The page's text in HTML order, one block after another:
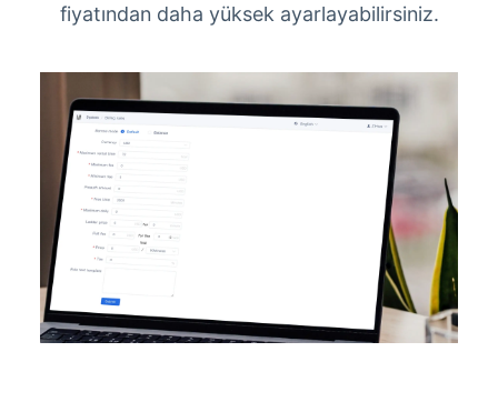
fiyatından daha yüksek ayarlayabilirsiniz.